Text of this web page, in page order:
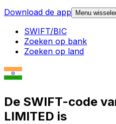
Download de app
Menu
SWIFT/BIC
Zoeken op bank
Zoeken op land
De SWIFT-code
LIMITED is